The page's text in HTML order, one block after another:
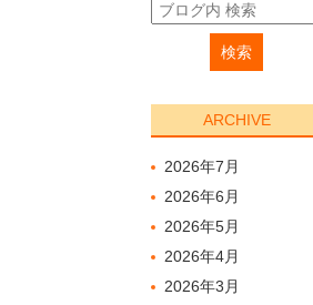
ARCHIVE
2026年7月
2026年6月
2026年5月
2026年4月
2026年3月